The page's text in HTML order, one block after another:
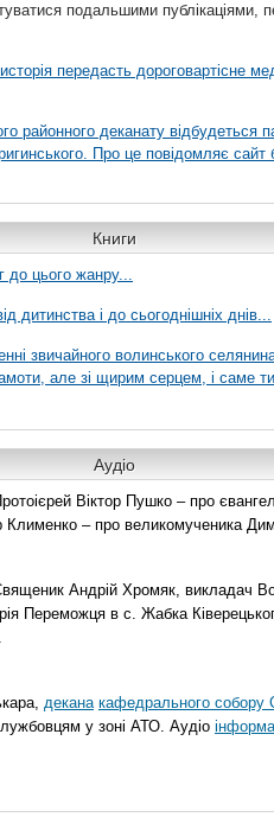
подальшими публікаціями,
передасть дороговартісне
районного деканату
Про це повідомляє
Книги
до цього жанру...
дитинства і до сьогоднішніх днів...
звичайного волинського
але зі щирим серцем, і саме
Аудіо
Віктор Пушко – про
Клименко – про великомученика
Андрій Хромяк, викладач
Переможця в с. Жабка
декана кафедрального собору
у зоні АТО. Аудіо